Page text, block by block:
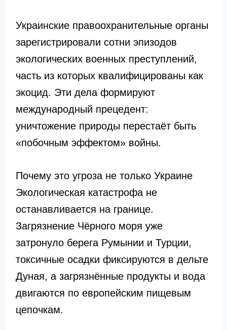
Украинские правоохранительные органы
зарегистрировали сотни эпизодов
экологических военных преступлений,
часть из которых квалифицированы как
экоцид. Эти дела формируют
международный прецедент:
уничтожение природы перестаёт быть
«побочным эффектом» войны.
Почему это угроза не только Украине
Экологическая катастрофа не
останавливается на границе.
Загрязнение Чёрного моря уже
затронуло берега Румынии и Турции,
токсичные осадки фиксируются в дельте
Дуная, а загрязнённые продукты и вода
двигаются по европейским пищевым
цепочкам.